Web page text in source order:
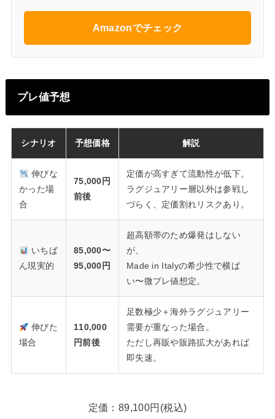
Amazonでチェック
プレ値予想
シナリオ 予想価格 解説
伸びな
かった場
合
75,000円
前後
定価が高すぎて流動性が低下。
ラグジュアリー層以外は参戦し
づらく、定価割れリスクあり。
いちば
ん現実的
85,000〜
95,000円
超高額帯のため爆発はしない
が、
Made in Italyの希少性で横ば
い〜微プレ値想定。
伸びた
場合
110,000
円前後
足数極少＋海外ラグジュアリー
需要が重なった場合。
ただし再販や販路拡大があれば
即失速。
定価：89,100円(税込)